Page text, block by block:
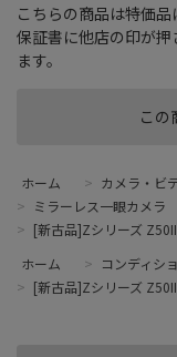
この
こちらの商品は特価品
保証書に他店の印が
ます。
ホーム > カメラ・ビ
> ミラーレス一眼カメラ
> [新古品]Zシリーズ
ホーム
> コンディシ
> [新古品]Zシリーズ